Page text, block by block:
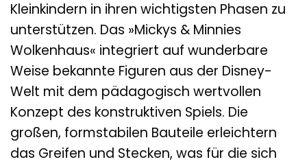
Kleinkindern in ihren wichtigsten Phasen zu
unterstützen. Das »Mickys & Minnies
Wolkenhaus« integriert auf wunderbare
Weise bekannte Figuren aus der Disney-
Welt mit dem pädagogisch wertvollen
Konzept des konstruktiven Spiels. Die
großen, formstabilen Bauteile erleichtern
das Greifen und Stecken, was für die sich